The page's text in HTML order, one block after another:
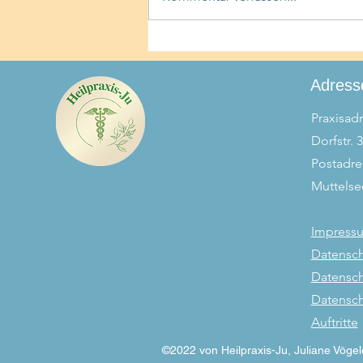
Dorfstr.
Auftritte
©2022 von Heilpraxis-Ju, Juliane